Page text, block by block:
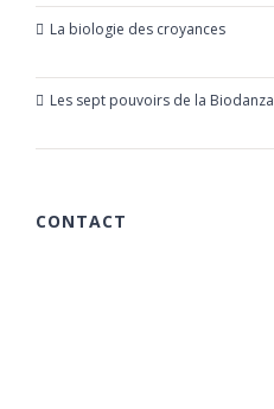
La biologie des croyances
Les sept pouvoirs de la Biodanza
CONTACT